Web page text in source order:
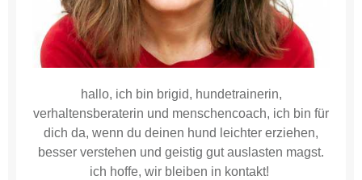
hallo, ich bin brigid, hundetrainerin,
verhaltensberaterin und menschencoach, ich bin für
dich da, wenn du deinen hund leichter erziehen,
besser verstehen und geistig gut auslasten magst.
ich hoffe, wir bleiben in kontakt!